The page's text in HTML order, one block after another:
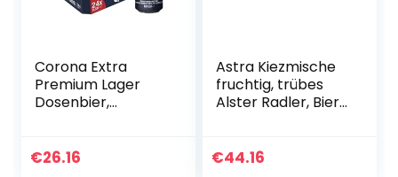
Corona Extra
Premium Lager
Dosenbier,
Lager Bier (24 X
€26.16
Astra Kiezmische
fruchtig, trübes
Alster Radler, Bier
Rakete
€44.16